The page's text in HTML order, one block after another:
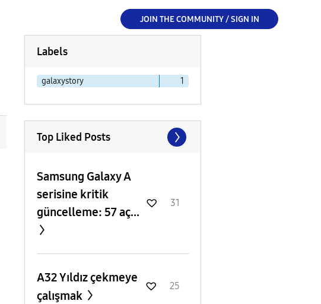
JOIN THE COMMUNITY / SIGN IN
Labels
galaxystory 1
Top Liked Posts
Samsung Galaxy A
serisine kritik
güncelleme: 57 aç...
31
A32 Yıldız çekmeye
çalışmak
25